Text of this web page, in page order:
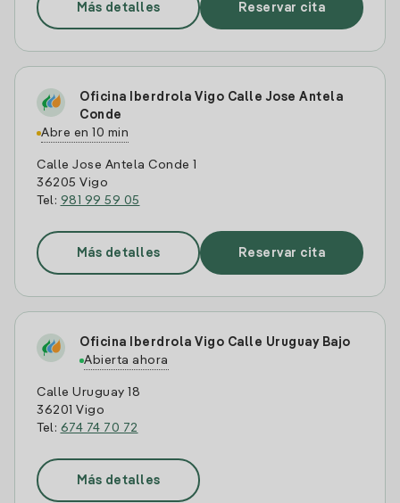
Más detalles Reservar cita
Oficina Iberdrola Vigo Calle Jose Antela
Conde
Abre en 10 min
Calle Jose Antela Conde 1
36205 Vigo
Tel: 981 99 59 05
Más detalles Reservar cita
Oficina Iberdrola Vigo Calle Uruguay Bajo
Abierta ahora
Calle Uruguay 18
36201 Vigo
Tel: 674 74 70 72
Más detalles